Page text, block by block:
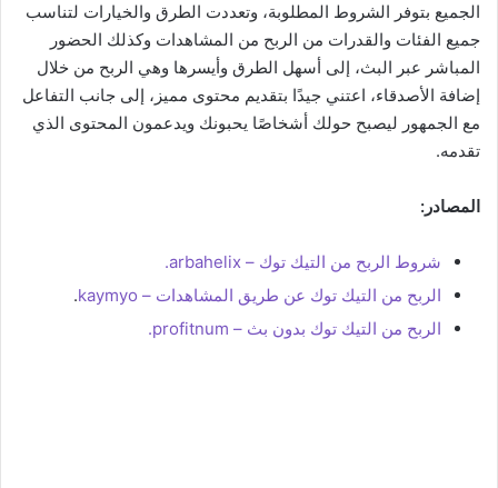
الجميع بتوفر الشروط المطلوبة، وتعددت الطرق والخيارات لتناسب
جميع الفئات والقدرات من الربح من المشاهدات وكذلك الحضور
المباشر عبر البث، إلى أسهل الطرق وأيسرها وهي الربح من خلال
إضافة الأصدقاء، اعتني جيدًا بتقديم محتوى مميز، إلى جانب التفاعل
مع الجمهور ليصبح حولك أشخاصًا يحبونك ويدعمون المحتوى الذي
تقدمه.
المصادر:
شروط الربح من التيك توك – arbahelix.
الربح من التيك توك عن طريق المشاهدات – kaymyo
.
الربح من التيك توك بدون بث – profitnum.